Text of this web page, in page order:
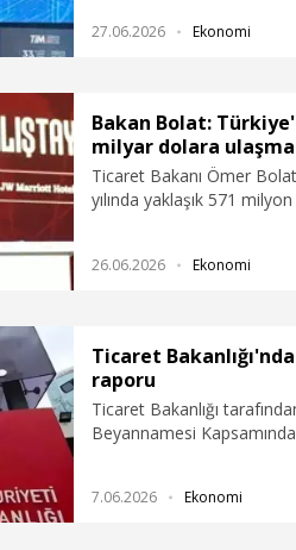
27.06.2026 Ekonomi
Bakan Bolat:
milyar dolara
Ticaret Bakanı Ömer
yılında yaklaşık 571
26.06.2026 Ekonomi
Ticaret
raporu
Ticaret Bakanlığı
Beyannamesi
7.06.2026 Ekonomi